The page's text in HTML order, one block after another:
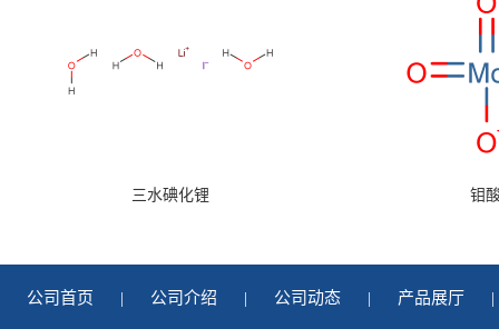
三水碘化锂 钼
公司首页 | 公司介绍 | 公司动态 | 产品展厅 |